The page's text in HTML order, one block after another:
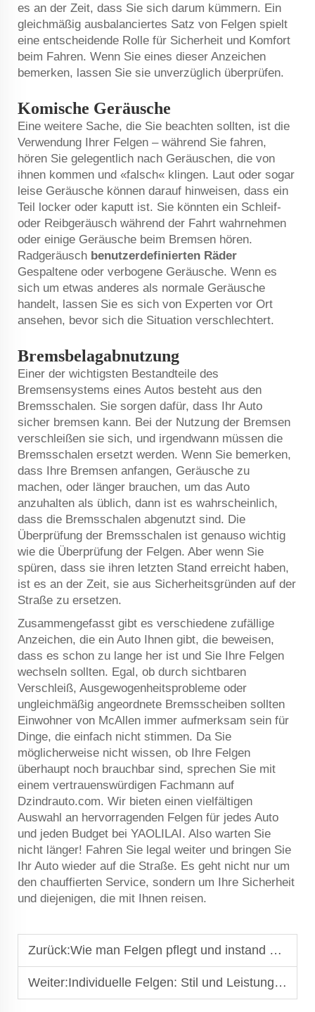
es an der Zeit, dass Sie sich darum kümmern. Ein
gleichmäßig ausbalanciertes Satz von Felgen spielt
eine entscheidende Rolle für Sicherheit und Komfort
beim Fahren. Wenn Sie eines dieser Anzeichen
bemerken, lassen Sie sie unverzüglich überprüfen.
Komische Geräusche
Eine weitere Sache, die Sie beachten sollten, ist die
Verwendung Ihrer Felgen – während Sie fahren,
hören Sie gelegentlich nach Geräuschen, die von
ihnen kommen und «falsch« klingen. Laut oder sogar
leise Geräusche können darauf hinweisen, dass ein
Teil locker oder kaputt ist. Sie könnten ein Schleif-
oder Reibgeräusch während der Fahrt wahrnehmen
oder einige Geräusche beim Bremsen hören.
Radgeräusch benutzerdefinierten Räder
Gespaltene oder verbogene Geräusche. Wenn es
sich um etwas anderes als normale Geräusche
handelt, lassen Sie es sich von Experten vor Ort
ansehen, bevor sich die Situation verschlechtert.
Bremsbelagabnutzung
Einer der wichtigsten Bestandteile des
Bremsensystems eines Autos besteht aus den
Bremsschalen. Sie sorgen dafür, dass Ihr Auto
sicher bremsen kann. Bei der Nutzung der Bremsen
verschleißen sie sich, und irgendwann müssen die
Bremsschalen ersetzt werden. Wenn Sie bemerken,
dass Ihre Bremsen anfangen, Geräusche zu
machen, oder länger brauchen, um das Auto
anzuhalten als üblich, dann ist es wahrscheinlich,
dass die Bremsschalen abgenutzt sind. Die
Überprüfung der Bremsschalen ist genauso wichtig
wie die Überprüfung der Felgen. Aber wenn Sie
spüren, dass sie ihren letzten Stand erreicht haben,
ist es an der Zeit, sie aus Sicherheitsgründen auf der
Straße zu ersetzen.
Zusammengefasst gibt es verschiedene zufällige
Anzeichen, die ein Auto Ihnen gibt, die beweisen,
dass es schon zu lange her ist und Sie Ihre Felgen
wechseln sollten. Egal, ob durch sichtbaren
Verschleiß, Ausgewogenheitsprobleme oder
ungleichmäßig angeordnete Bremsscheiben sollten
Einwohner von McAllen immer aufmerksam sein für
Dinge, die einfach nicht stimmen. Da Sie
möglicherweise nicht wissen, ob Ihre Felgen
überhaupt noch brauchbar sind, sprechen Sie mit
einem vertrauenswürdigen Fachmann auf
Dzindrauto.com. Wir bieten einen vielfältigen
Auswahl an hervorragenden Felgen für jedes Auto
und jeden Budget bei YAOLILAI. Also warten Sie
nicht länger! Fahren Sie legal weiter und bringen Sie
Ihr Auto wieder auf die Straße. Es geht nicht nur um
den chauffierten Service, sondern um Ihre Sicherheit
und diejenigen, die mit Ihnen reisen.
Zurück:Wie man Felgen pflegt und instand hält: Eine vollständige Anleitung
Weiter:Individuelle Felgen: Stil und Leistung verbessern